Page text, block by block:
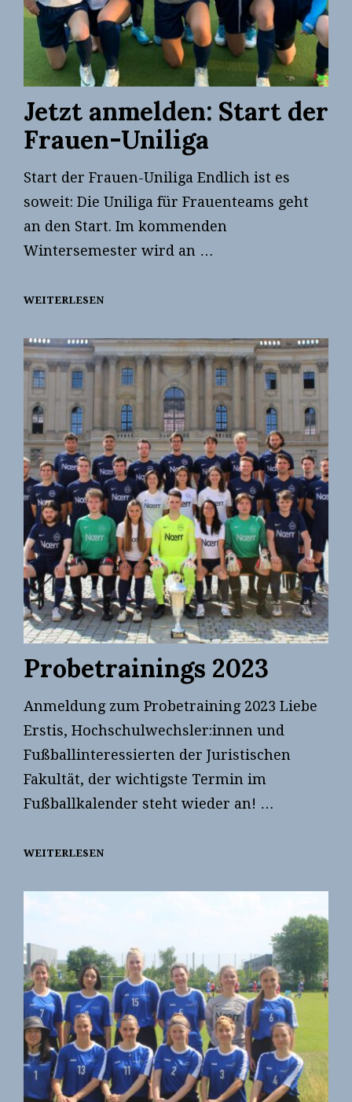
Jetzt anmelden: Start der
Frauen-Uniliga
Start der Frauen-Uniliga Endlich ist es
soweit: Die Uniliga für Frauenteams geht
an den Start. Im kommenden
Wintersemester wird an …
WEITERLESENJETZT
DER
FRAUEN-
UNILIGA
Probetrainings 2023
Anmeldung zum Probetraining 2023 Liebe
Erstis, Hochschulwechsler:innen und
Fußballinteressierten der Juristischen
Fakultät, der wichtigste Termin im
Fußballkalender steht wieder an! …
WEITERLESENPROBETRAININGS